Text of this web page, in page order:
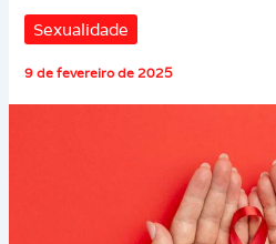
Sexualidade
9 de fevereiro de 2025